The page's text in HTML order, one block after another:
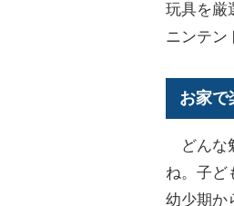
玩具を厳
ニンテン
お家で
どんな
ね。子ど
幼少期か